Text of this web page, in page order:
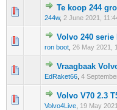
Te koop 244
244w, 2 June 2021,
0 stem - 0
Volvo 240 serie
ron boot 26 May 2021,
0 stem - 0
Vraagbaak
EdRaket66 4
0 stem - 0
Volvo V70 2.3
Volvo4Live 19 May
0 stem - 0